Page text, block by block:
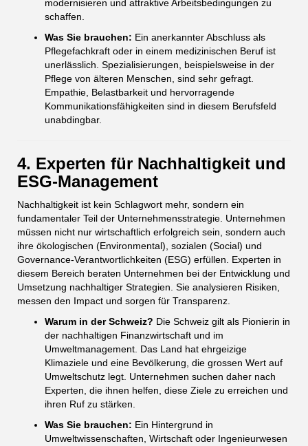
modernisieren und attraktive Arbeitsbedingungen zu
schaffen.
Was Sie brauchen: Ein anerkannter Abschluss als
Pflegefachkraft oder in einem medizinischen Beruf ist
unerlässlich. Spezialisierungen, beispielsweise in der
Pflege von älteren Menschen, sind sehr gefragt.
Empathie, Belastbarkeit und hervorragende
Kommunikationsfähigkeiten sind in diesem Berufsfeld
unabdingbar.
4. Experten für Nachhaltigkeit und
ESG-Management
Nachhaltigkeit ist kein Schlagwort mehr, sondern ein
fundamentaler Teil der Unternehmensstrategie. Unternehmen
müssen nicht nur wirtschaftlich erfolgreich sein, sondern auch
ihre ökologischen (Environmental), sozialen (Social) und
Governance-Verantwortlichkeiten (ESG) erfüllen. Experten in
diesem Bereich beraten Unternehmen bei der Entwicklung und
Umsetzung nachhaltiger Strategien. Sie analysieren Risiken,
messen den Impact und sorgen für Transparenz.
Warum in der Schweiz? Die Schweiz gilt als Pionierin in
der nachhaltigen Finanzwirtschaft und im
Umweltmanagement. Das Land hat ehrgeizige
Klimaziele und eine Bevölkerung, die grossen Wert auf
Umweltschutz legt. Unternehmen suchen daher nach
Experten, die ihnen helfen, diese Ziele zu erreichen und
ihren Ruf zu stärken.
Was Sie brauchen: Ein Hintergrund in
Umweltwissenschaften, Wirtschaft oder Ingenieurwesen